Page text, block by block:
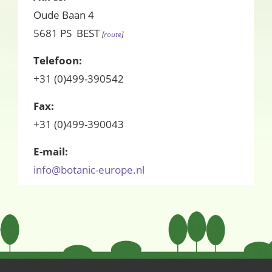
Oude Baan 4
5681 PS BEST[route]
Telefoon:
+31 (0)499-390542
Fax:
+31 (0)499-390043
E-mail:
info@botanic-europe.nl